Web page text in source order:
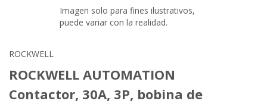
Imagen solo para fines ilustrativos,
puede variar con la realidad.
ROCKWELL
ROCKWELL AUTOMATION
Contactor, 30A, 3P, bobina de